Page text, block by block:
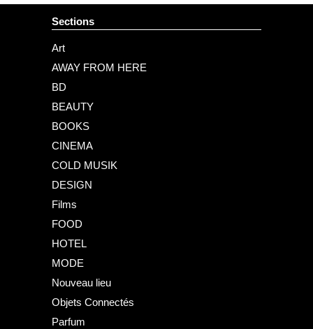
Sections
Art
AWAY FROM HERE
BD
BEAUTY
BOOKS
CINEMA
COLD MUSIK
DESIGN
Films
FOOD
HOTEL
MODE
Nouveau lieu
Objets Connectés
Parfum